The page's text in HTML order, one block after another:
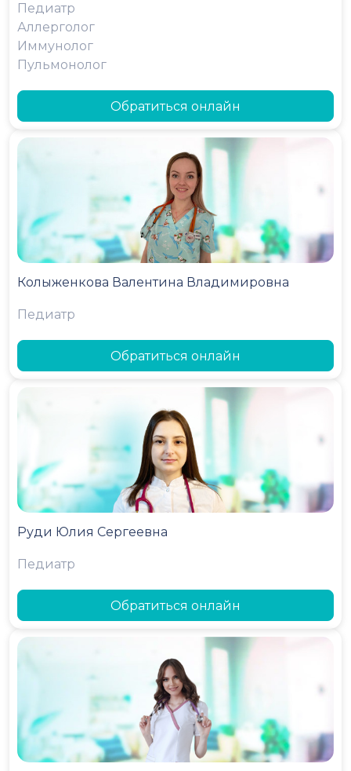
Педиатр
Аллерголог
Иммунолог
Пульмонолог
Обратиться онлайн
Колыженкова Валентина Владимировна
Педиатр
Обратиться онлайн
Руди Юлия Сергеевна
Педиатр
Обратиться онлайн